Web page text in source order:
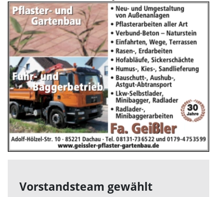
Vorstandsteam gewählt